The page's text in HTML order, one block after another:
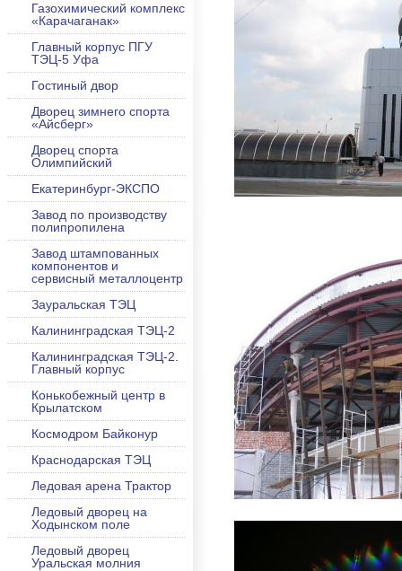
Газохимический комплекс
«Карачаганак»
Главный корпус ПГУ
ТЭЦ-5 Уфа
Гостиный двор
Дворец зимнего спорта
«Айсберг»
Дворец спорта
Олимпийский
Екатеринбург-ЭКСПО
Завод по производству
полипропилена
Завод штампованных
компонентов и
сервисный металлоцентр
Зауральская ТЭЦ
Калининградская ТЭЦ-2
Калининградская ТЭЦ-2.
Главный корпус
Конькобежный центр в
Крылатском
Космодром Байконур
Краснодарская ТЭЦ
Ледовая арена Трактор
Ледовый дворец на
Ходынском поле
Ледовый дворец
Уральская молния